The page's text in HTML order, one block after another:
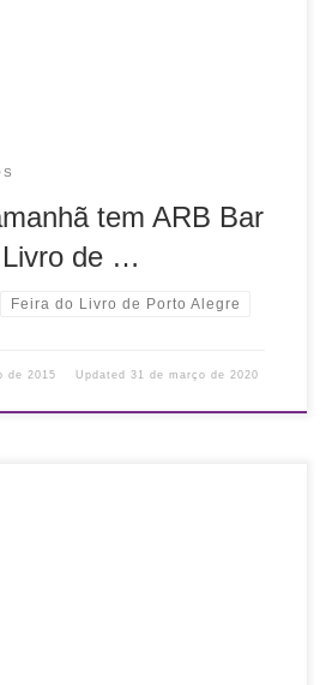
tem ARB Bar
de …
Feira do Livro de Porto Alegre
de 2015 Updated 31 de março de 2020